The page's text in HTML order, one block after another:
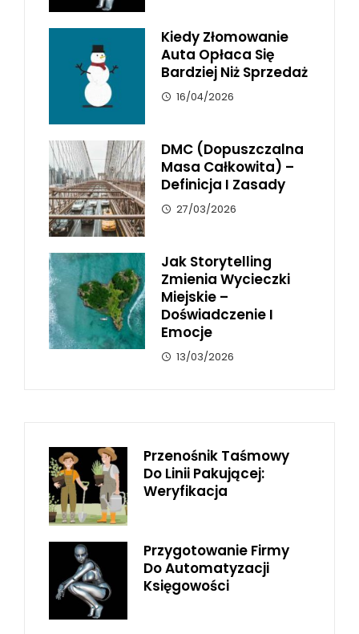
Kiedy Złomowanie
Auta Opłaca Się
Bardziej Niż Sprzedaż
16/04/2026
DMC (dopuszczalna
Masa Całkowita) –
Definicja I Zasady
27/03/2026
Jak Storytelling
Zmienia Wycieczki
Miejskie –
Doświadczenie I
Emocje
13/03/2026
Przenośnik Taśmowy
Do Linii Pakującej:
Weryfikacja
Przygotowanie Firmy
Do Automatyzacji
Księgowości